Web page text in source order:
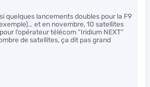
quelques lancements doubles pour la F9
et en novembre, 10 satellites
l’opérateur télécom “Iridium NEXT”
de satellites, ça dit pas grand